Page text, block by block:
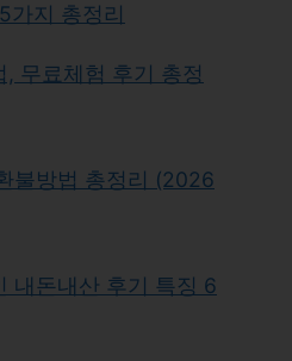
가지 총정리
무료체험 후기 총정
불방법 총정리 (2026
내돈내산 후기 특징 6